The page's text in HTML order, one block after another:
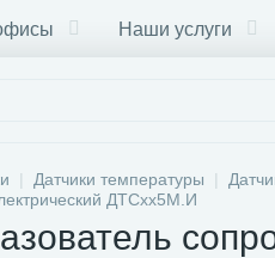
Наши услуги
Датчики температуры
ДТСхх5М.И